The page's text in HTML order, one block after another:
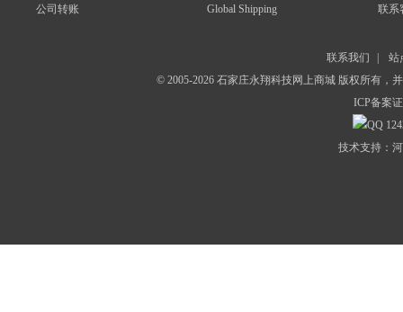
公司转账
Global Shipping
联系
联系我们
站
© 2005-2026 石家庄永翔科技网上商城 版权所有，
ICP备案
技术支持：